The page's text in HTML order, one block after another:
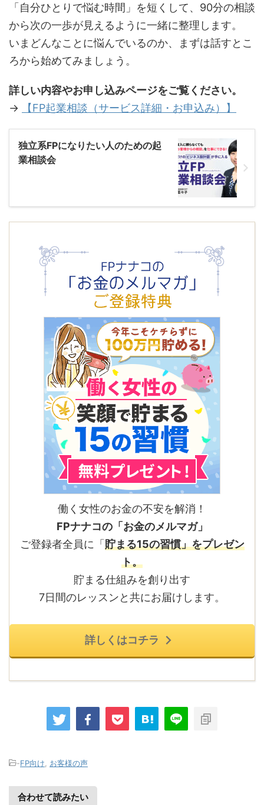
「自分ひとりで悩む時間」を短くして、90分の相談
から次の一歩が見えるように一緒に整理します。
いまどんなことに悩んでいるのか、まずは話すとこ
ろから始めてみましょう。
詳しい内容やお申し込みページをご覧ください。
→
【FP起業相談（サービス詳細・お申込み）】
独立系FPになりたい人のための起
業相談会
働く女性のお金の不安を解消！
FPナナコの「お金のメルマガ」
ご登録者全員に「貯まる15の習慣」をプレゼン
ト。
貯まる仕組みを創り出す
7日間のレッスンと共にお届けします。
詳しくはコチラ
-FP向け お客様の声
合わせて読みたい